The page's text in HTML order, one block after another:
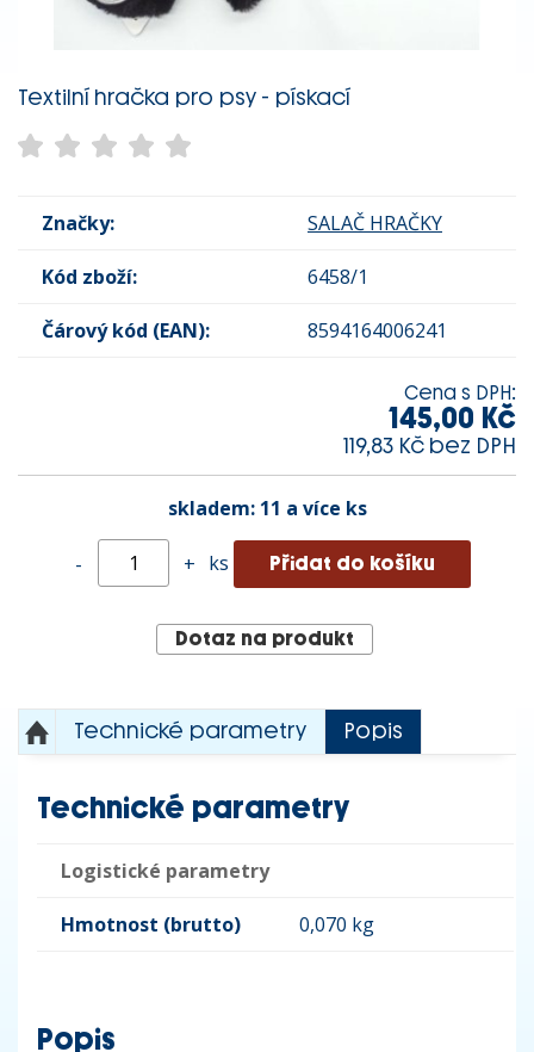
Textilní hračka pro psy - pískací
Značky: SALAČ HRAČKY
Kód zboží: 6458/1
Čárový kód (EAN): 8594164006241
Cena s DPH:
145,00 Kč
119,83 Kč bez DPH
skladem: 11 a více ks
- + ks
Dotaz na produkt
Technické parametry Popis
Technické parametry
Logistické parametry
Hmotnost (brutto) 0,070 kg
Popis